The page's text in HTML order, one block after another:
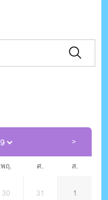
พฤ. ศ. ส.
30 31 1